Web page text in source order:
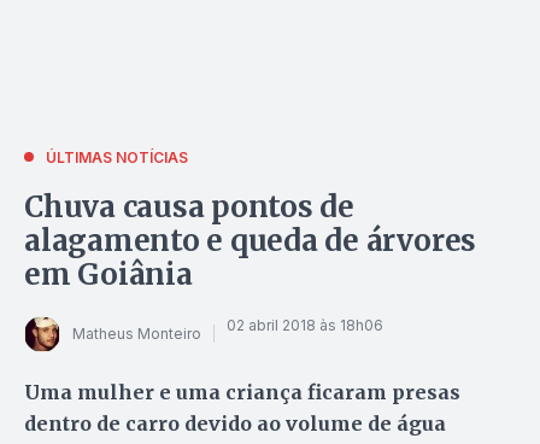
ÚLTIMAS NOTÍCIAS
Chuva causa pontos de
alagamento e queda de árvores
em Goiânia
Matheus Monteiro 02 abril 2018 às 18h06
Uma mulher e uma criança ficaram presas
dentro de carro devido ao volume de água